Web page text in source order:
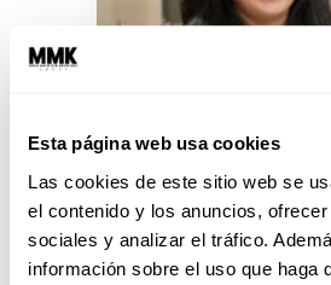
Esta página web usa cookies
Las cookies de este sitio web se
el contenido y los anuncios,
sociales y analizar el tráfico.
información sobre el uso que haga
Ali Guarneros, la
hace historia en la